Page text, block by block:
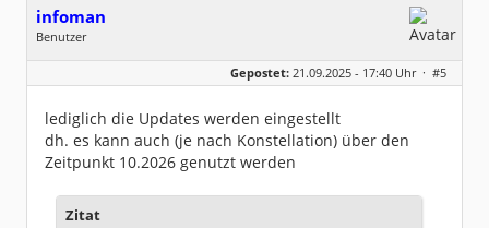
infoman
Benutzer
Geschlecht:
Dabei seit:
06 / 2008
Gepostet: 21.09.2025 - 17:40 Uhr · #5
lediglich die Updates werden eingestellt
dh. es kann auch (je nach Konstellation) über den
Zeitpunkt 10.2026 genutzt werden
Zitat